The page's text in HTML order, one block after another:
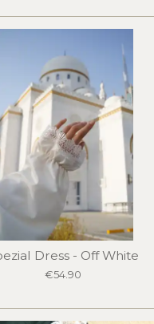
Dress - Off White
€54.90